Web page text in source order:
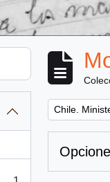
Remove
Chile.